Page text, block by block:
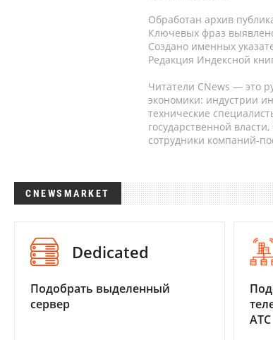
Обработан архив
Ключевых фраз
Создано именных
Редакция Индексной
Читатели CNews — это
экономики: индустрии
технические
государственной
сотрудники компаний-
CNEWSMARKET
Dedicated
Подобрать выделенный
сервер
АТС